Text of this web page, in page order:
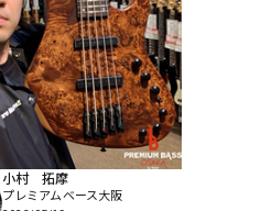
小村 拓摩
プレミアムベース大阪